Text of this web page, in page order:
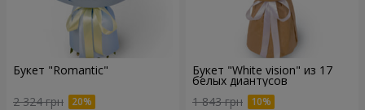
Букет "Romantic"
2 324 грн
Букет "White vision" из 17
белых диантусов
1 843 грн